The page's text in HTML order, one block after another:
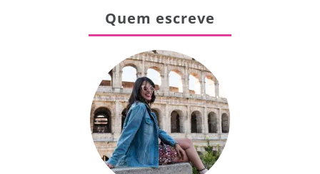
Quem escreve